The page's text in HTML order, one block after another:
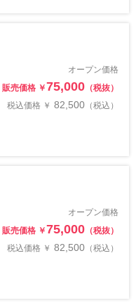
オープン価格
販売価格 ￥75,000 （税抜）
税込価格 ￥ 82,500 （税込）
オープン価格
販売価格 ￥75,000 （税抜）
税込価格 ￥ 82,500 （税込）